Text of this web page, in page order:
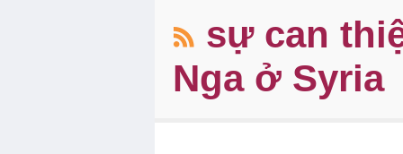
sự can
Nga ở Syria